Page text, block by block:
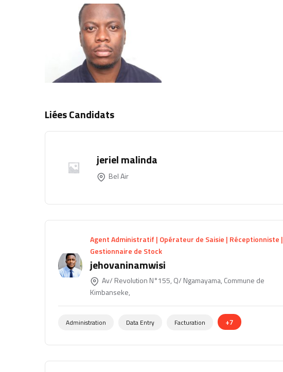
Liées Candidats
jeriel malinda
Bel Air
Agent Administratif | Opérateur de Saisie | Réceptionniste |
Gestionnaire de Stock
jehovaninamwisi
Av/ Revolution N°155, Q/ Ngamayama, Commune de
Kimbanseke,
Administration Data Entry Facturation +7